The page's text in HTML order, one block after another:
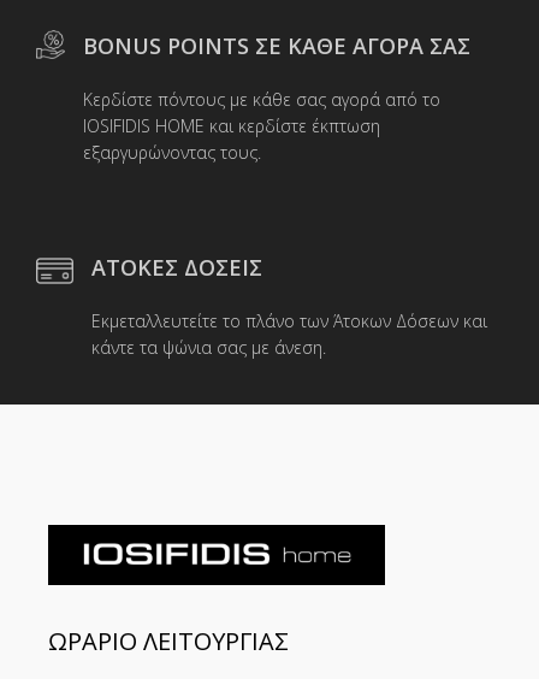
BONUS POINTS ΣΕ ΚΑΘΕ ΑΓΟΡΑ ΣΑΣ
Κερδίστε πόντους με κάθε σας αγορά από το
IOSIFIDIS HOME και κερδίστε έκπτωση
εξαργυρώνοντας τους.
ΑΤΟΚΕΣ ΔΟΣΕΙΣ
Εκμεταλλευτείτε το πλάνο των Άτοκων Δόσεων και
κάντε τα ψώνια σας με άνεση.
ΩΡΑΡΙΟ ΛΕΙΤΟΥΡΓΙΑΣ